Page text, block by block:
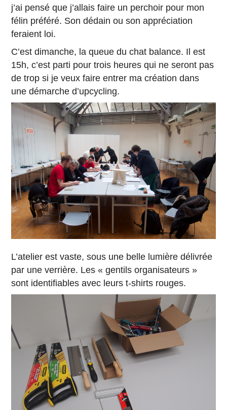
j’ai pensé que j’allais faire un perchoir pour mon
félin préféré. Son dédain ou son appréciation
feraient loi.
C’est dimanche, la queue du chat balance. Il est
15h, c’est parti pour trois heures qui ne seront pas
de trop si je veux faire entrer ma création dans
une démarche d’upcycling.
L’atelier est vaste, sous une belle lumière délivrée
par une verrière. Les « gentils organisateurs »
sont identifiables avec leurs t-shirts rouges.